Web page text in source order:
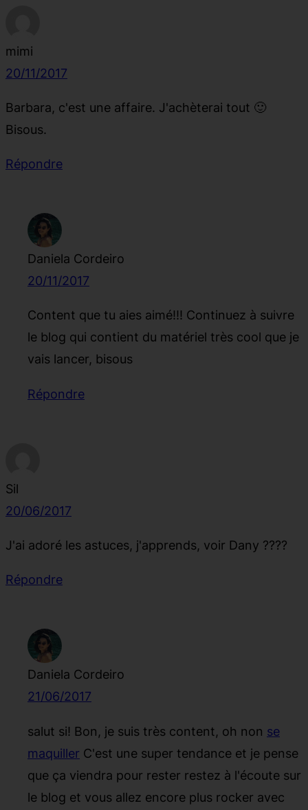
mimi
20/11/2017
Barbara, c'est une affaire. J'achèterai tout 🙂
Bisous.
Répondre
Daniela Cordeiro
20/11/2017
Content que tu aies aimé!!! Continuez à suivre
le blog qui contient du matériel très cool que je
vais lancer, bisous
Répondre
Sil
20/06/2017
J'ai adoré les astuces, j'apprends, voir Dany ????
Répondre
Daniela Cordeiro
21/06/2017
salut si! Bon, je suis très content, oh non se
maquiller C'est une super tendance et je pense
que ça viendra pour rester restez à l'écoute sur
le blog et vous allez encore plus rocker avec